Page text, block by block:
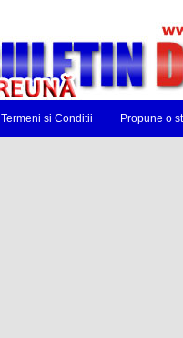
Termeni si Conditii Propune o